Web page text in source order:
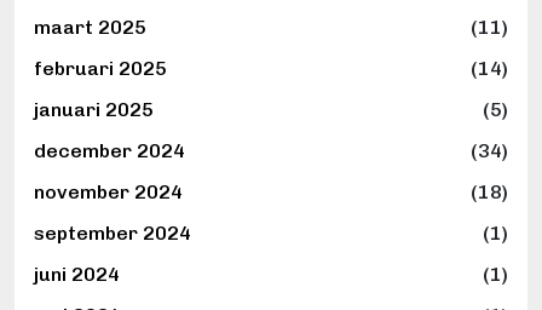
maart 2025
(11)
februari 2025
(14)
januari 2025
(5)
december 2024
(34)
november 2024
(18)
september 2024
(1)
juni 2024
(1)